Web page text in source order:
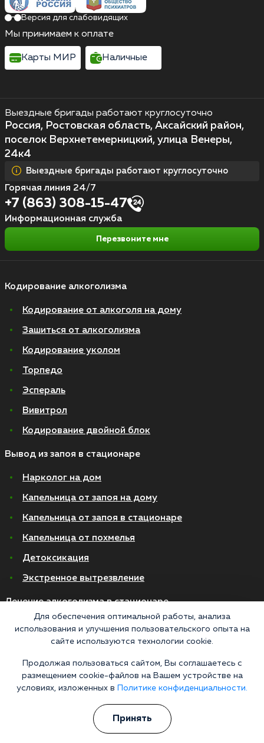
Кодирование алкоголизма
Кодирование от алкоголя на дому
Зашиться от алкоголизма
Кодирование уколом
Торпедо
Эспераль
Вивитрол
Кодирование двойной блок
Вывод из запоя в стационаре
Нарколог на дом
Капельница от запоя на дому
Капельница от запоя в стационаре
Капельница от похмелья
Детоксикация
Экстренное вытрезвление
Лечение алкоголизма в стационаре
На дому
В стационаре
Амбулаторно
Хронический алкоголизм
Женский алкоголизм
Пивной алкоголизм
Выездные бригады работают круглосуточно
Россия, Ростовская область, Аксайский район,
поселок Верхнетемерницкий, улица Венеры,
24к4
Выездные бригады работают круглосуточно
Горячая линия 24/7
+7 (863) 308-15-47
Информационная служба
Перезвоните мне
Версия для слабовидящих
Мы принимаем к оплате
Карты МИР Наличные
Для обеспечения оптимальной работы, анализа
использования и улучшения пользовательского опыта на
сайте используются технологии cookie.
Продолжая пользоваться сайтом, Вы соглашаетесь с
размещением cookie-файлов на Вашем устройстве на
условиях, изложенных в
Политике конфиденциальности.
Принять